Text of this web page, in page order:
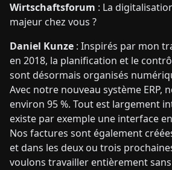
Wirtschaftsforum : La
majeur chez vous ?
Daniel Kunze : Inspirés par mon
en 2018, la planification et le
sont désormais organisés
Avec notre nouveau système ERP,
environ 95 %. Tout est largement
existe par exemple une interface
Nos factures sont également
et dans les deux ou trois
voulons travailler entièrement sans